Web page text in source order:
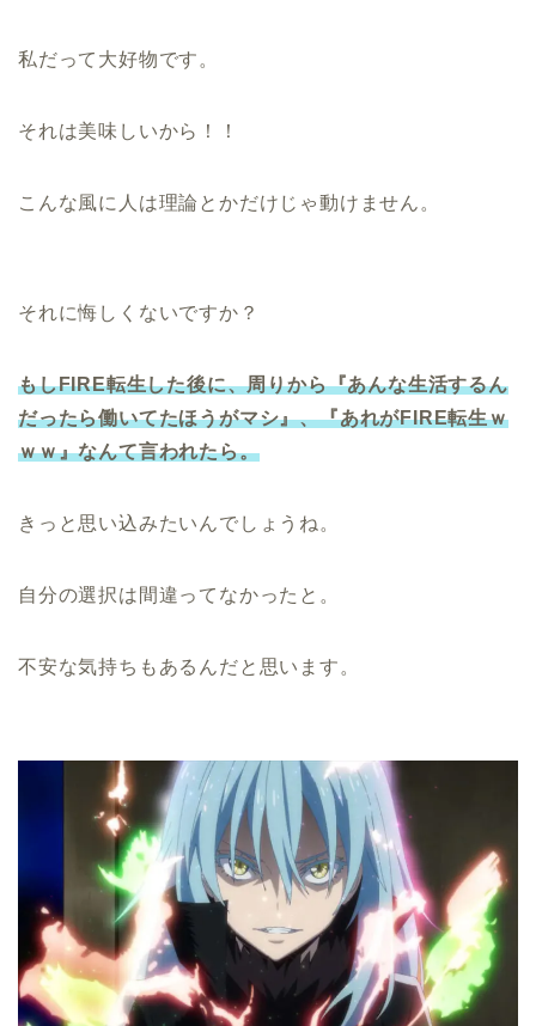
私だって大好物です。
それは美味しいから！！
こんな風に人は理論とかだけじゃ動けません。
それに悔しくないですか？
もしFIRE転生した後に、周りから『あんな生活するん
だったら働いてたほうがマシ』、『あれがFIRE転生ｗ
ｗｗ』なんて言われたら。
きっと思い込みたいんでしょうね。
自分の選択は間違ってなかったと。
不安な気持ちもあるんだと思います。